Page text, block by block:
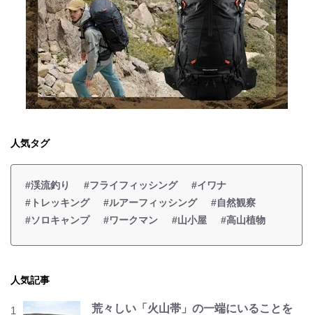
人気タグ
#渓流釣り #フライフィッシング
#イワナ
#トレッキング
#ルアーフィッシング
#自然観察
#ソロキャンプ
#ワークマン #山小屋 #高山植物
人気記事
荒々しい「火山帯」の一端にいることを